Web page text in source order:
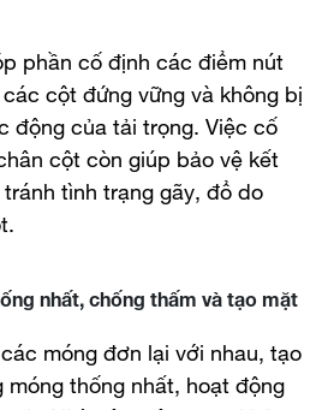
phần cố định các điểm nút
cột đứng vững và không bị
động của tải trọng. Việc cố
cột còn giúp bảo vệ kết
tình trạng gãy, đổ do
nhất, chống thấm và tạo mặt
móng đơn lại với nhau, tạo
thống nhất, hoạt động